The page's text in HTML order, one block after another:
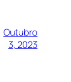
Outubro
3, 2023